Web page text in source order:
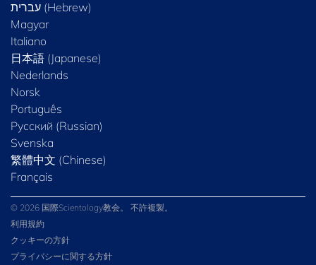
Magyar
Italiano
日本語 (Japanese)
Nederlands
Norsk
Português
Русский (Russian)
Svenska
繁體中文 (Chinese)
Français
© 2026 国際Scientology教会。 不許複製。
利用規約
クッキーの方針
プライバシーに関する方針